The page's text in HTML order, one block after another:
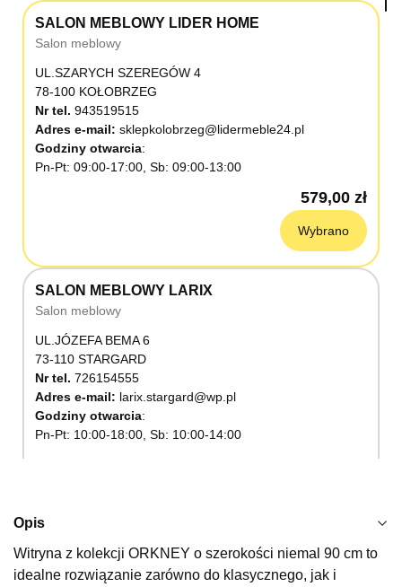
SALON MEBLOWY LIDER HOME
Salon meblowy
UL.SZARYCH SZEREGÓW 4
78-100 KOŁOBRZEG
Nr tel. 943519515
Adres e-mail: sklepkolobrzeg@lidermeble24.pl
Godziny otwarcia
Pn-Pt: 09:00-17:00, Sb: 09:00-13:00
579,00 zł
Wybrano
SALON MEBLOWY LARIX
Salon meblowy
UL.JÓZEFA BEMA 6
73-110 STARGARD
Nr tel. 726154555
Adres e-mail: larix.stargard@wp.pl
Godziny otwarcia
Pn-Pt: 10:00-18:00, Sb: 10:00-14:00
SALON MEBLOWY KUBUŚ
Salon meblowy
Opis
Witryna z kolekcji ORKNEY o szerokości niemal 90 cm to
idealne rozwiązanie zarówno do klasycznego, jak i